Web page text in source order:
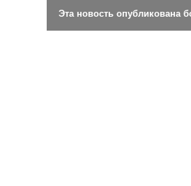
Эта новость опубликована